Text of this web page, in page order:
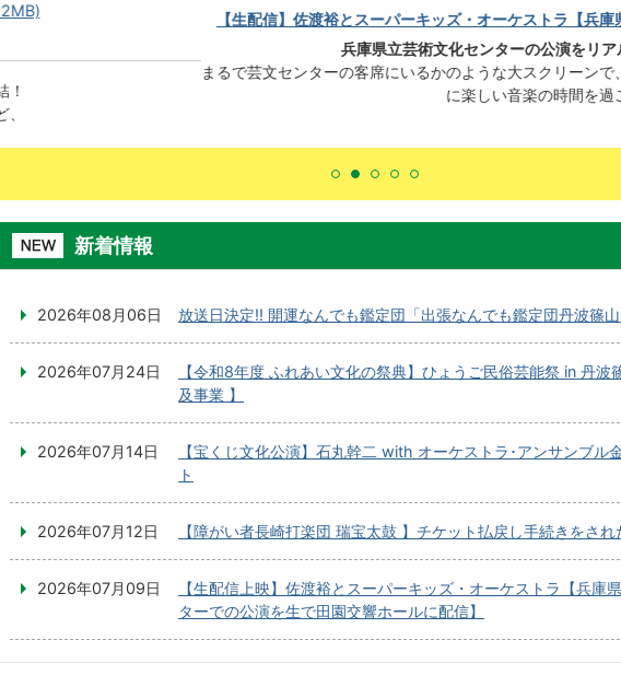
【生配信】佐渡裕とスーパーキッズ・オーケストラ【兵庫県立芸術文化センター】(PDF
兵庫県立芸術文化センターの公演をリアルタイム生配信で体験しよう!!
まるで芸文センターの客席にいるかのような大スクリーンで、高画質等身大固定映像で再
に楽しい音楽の時間を過ごしませんか？
新着情報
2026年08月06日 放送日決定!! 開運なんでも鑑定団「出張なんでも鑑定団丹波篠山
2026年07月24日
【令和8年度 ふれあい文化の祭典】ひょうご民俗芸能祭 in 丹波
及事業 】
2026年07月14日
【宝くじ文化公演】石丸幹二 with オーケストラ･アンサンブル
ト
2026年07月12日 【障がい者長崎打楽団 瑞宝太鼓 】チケット払戻し手続きをさ
2026年07月09日
【生配信上映】佐渡裕とスーパーキッズ・オーケストラ【兵庫
ターでの公演を生で田園交響ホールに配信】